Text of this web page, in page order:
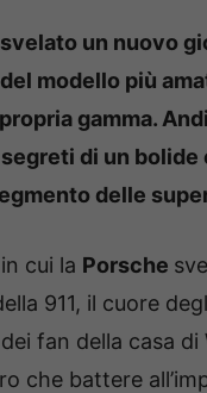
un nuovo
modello più
gamma.
di un bolide
delle
cui la Porsche
911, il cuore
fan della casa di
che battere